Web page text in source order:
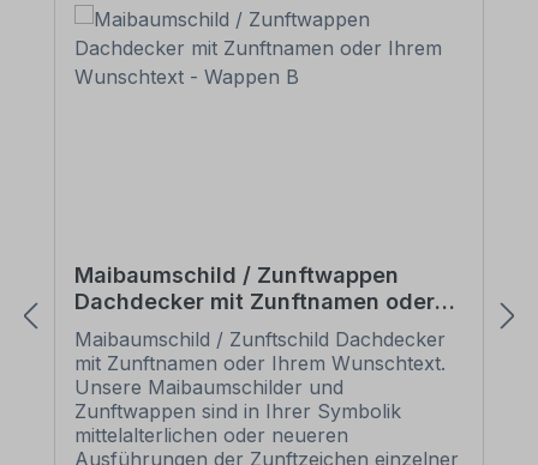
Maibaumschild / Zunftwappen
Dachdecker mit Zunftnamen oder
Ihrem Wunschtext - Wappen B
Maibaumschild / Zunftschild Dachdecker
mit Zunftnamen oder Ihrem Wunschtext.
Unsere Maibaumschilder und
Zunftwappen sind in Ihrer Symbolik
mittelalterlichen oder neueren
Ausführungen der Zunftzeichen einzelner